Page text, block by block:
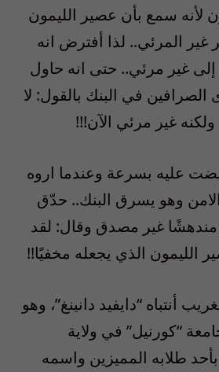
لأنه سمع بأن عصير الليمون
غير المرئي.. لذا أفترض انه
غير مرئي.. حتى انه حاول
في البنك بالقول: لا
غير مرئي الآن!!!
عليه بسرعة وعندما اروه
وهو يسرق البنك.. حدّق
مندهشًا غير مصدق وقال: لقد
الذي يجعله مخفيًا!!
أنتباه “دايفيد دانينغ”، وهو
“كورنيل” في ولاية
طلابه المميزين واسمه